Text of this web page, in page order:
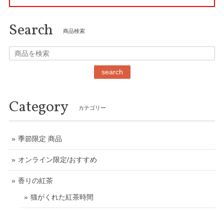
Search 商品検索
search
Category カテゴリー
季節限定 商品
オンライン限定/おすすめ
香りの紅茶
猫がくれた紅茶時間